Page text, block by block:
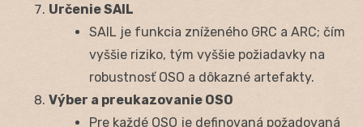
Určenie SAIL
SAIL je funkcia zníženého GRC a ARC; čím
vyššie riziko, tým vyššie požiadavky na
robustnosť OSO a dôkazné artefakty.
Výber a preukazovanie OSO
Pre každé OSO je definovaná požadovaná